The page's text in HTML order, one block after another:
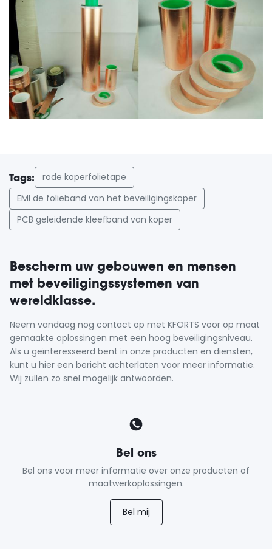
Tags:
rode koperfolietape
EMI de folieband van het beveiligingskoper
PCB geleidende kleefband van koper
Bescherm uw gebouwen en mensen
met beveiligingssystemen van
wereldklasse.
Neem vandaag nog contact op met KFORTS voor op maat
gemaakte oplossingen met een hoog beveiligingsniveau.
Als u geïnteresseerd bent in onze producten en diensten,
kunt u hier een bericht achterlaten voor meer informatie.
Wij zullen zo snel mogelijk antwoorden.
Bel ons
Bel ons voor meer informatie over onze producten of
maatwerkoplossingen.
Bel mij